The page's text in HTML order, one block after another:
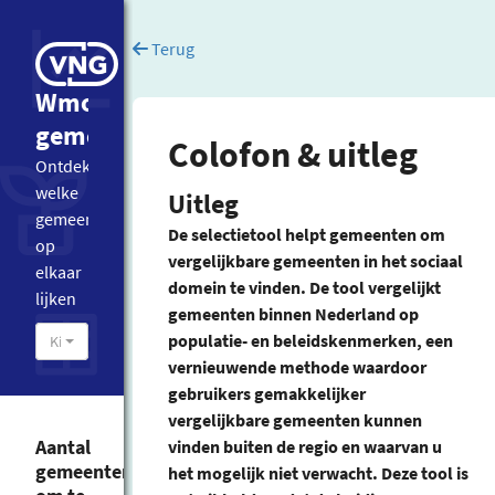
Wmo
gemeentevergelijker
Ontdek
welke
gemeenten
op
elkaar
lijken
Kies een gemeente
Aantal
gemeenten
Terug
Colofon & uitleg
Uitleg
De selectietool helpt gemeenten om
vergelijkbare gemeenten in het sociaal
domein te vinden. De tool vergelijkt
gemeenten binnen Nederland op
populatie- en beleidskenmerken, een
vernieuwende methode waardoor
gebruikers gemakkelijker
vergelijkbare gemeenten kunnen
vinden buiten de regio en waarvan u
het mogelijk niet verwacht. Deze tool is